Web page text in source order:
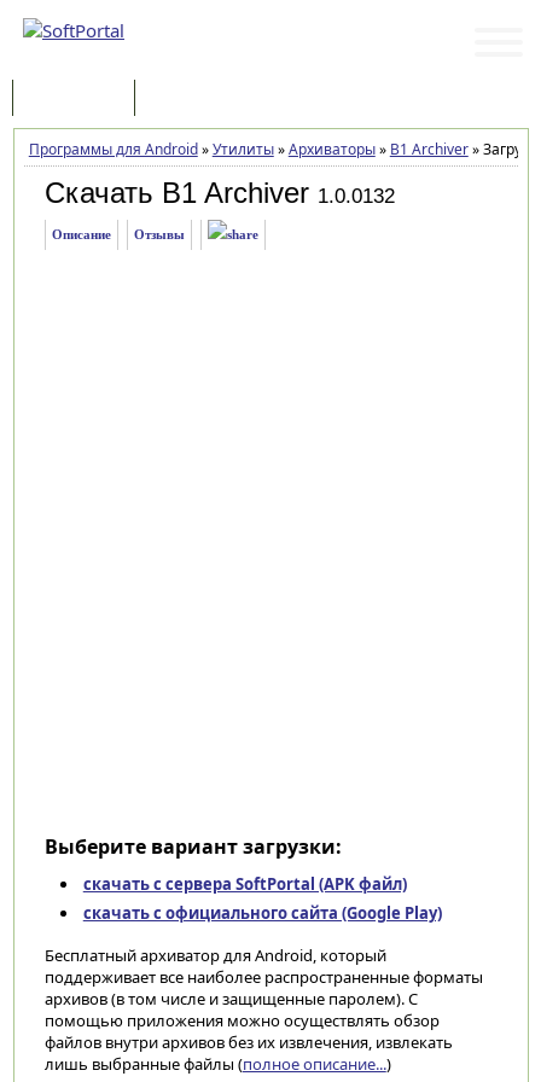
Программы для Android»Утилиты»Архиваторы» B1 Archiver»
Скачать B1 Archiver 1.0.0132
Описание Отзывы
Выберите вариант загрузки:
скачать с сервера SoftPortal (APK файл)
скачать с официального сайта (Google Play)
Бесплатный архиватор для Android, который
поддерживает все наиболее распространенные форматы
архивов (в том числе и защищенные паролем). С
помощью приложения можно осуществлять обзор
файлов внутри архивов без их извлечения, извлекать
лишь выбранные файлы (полное описание...)